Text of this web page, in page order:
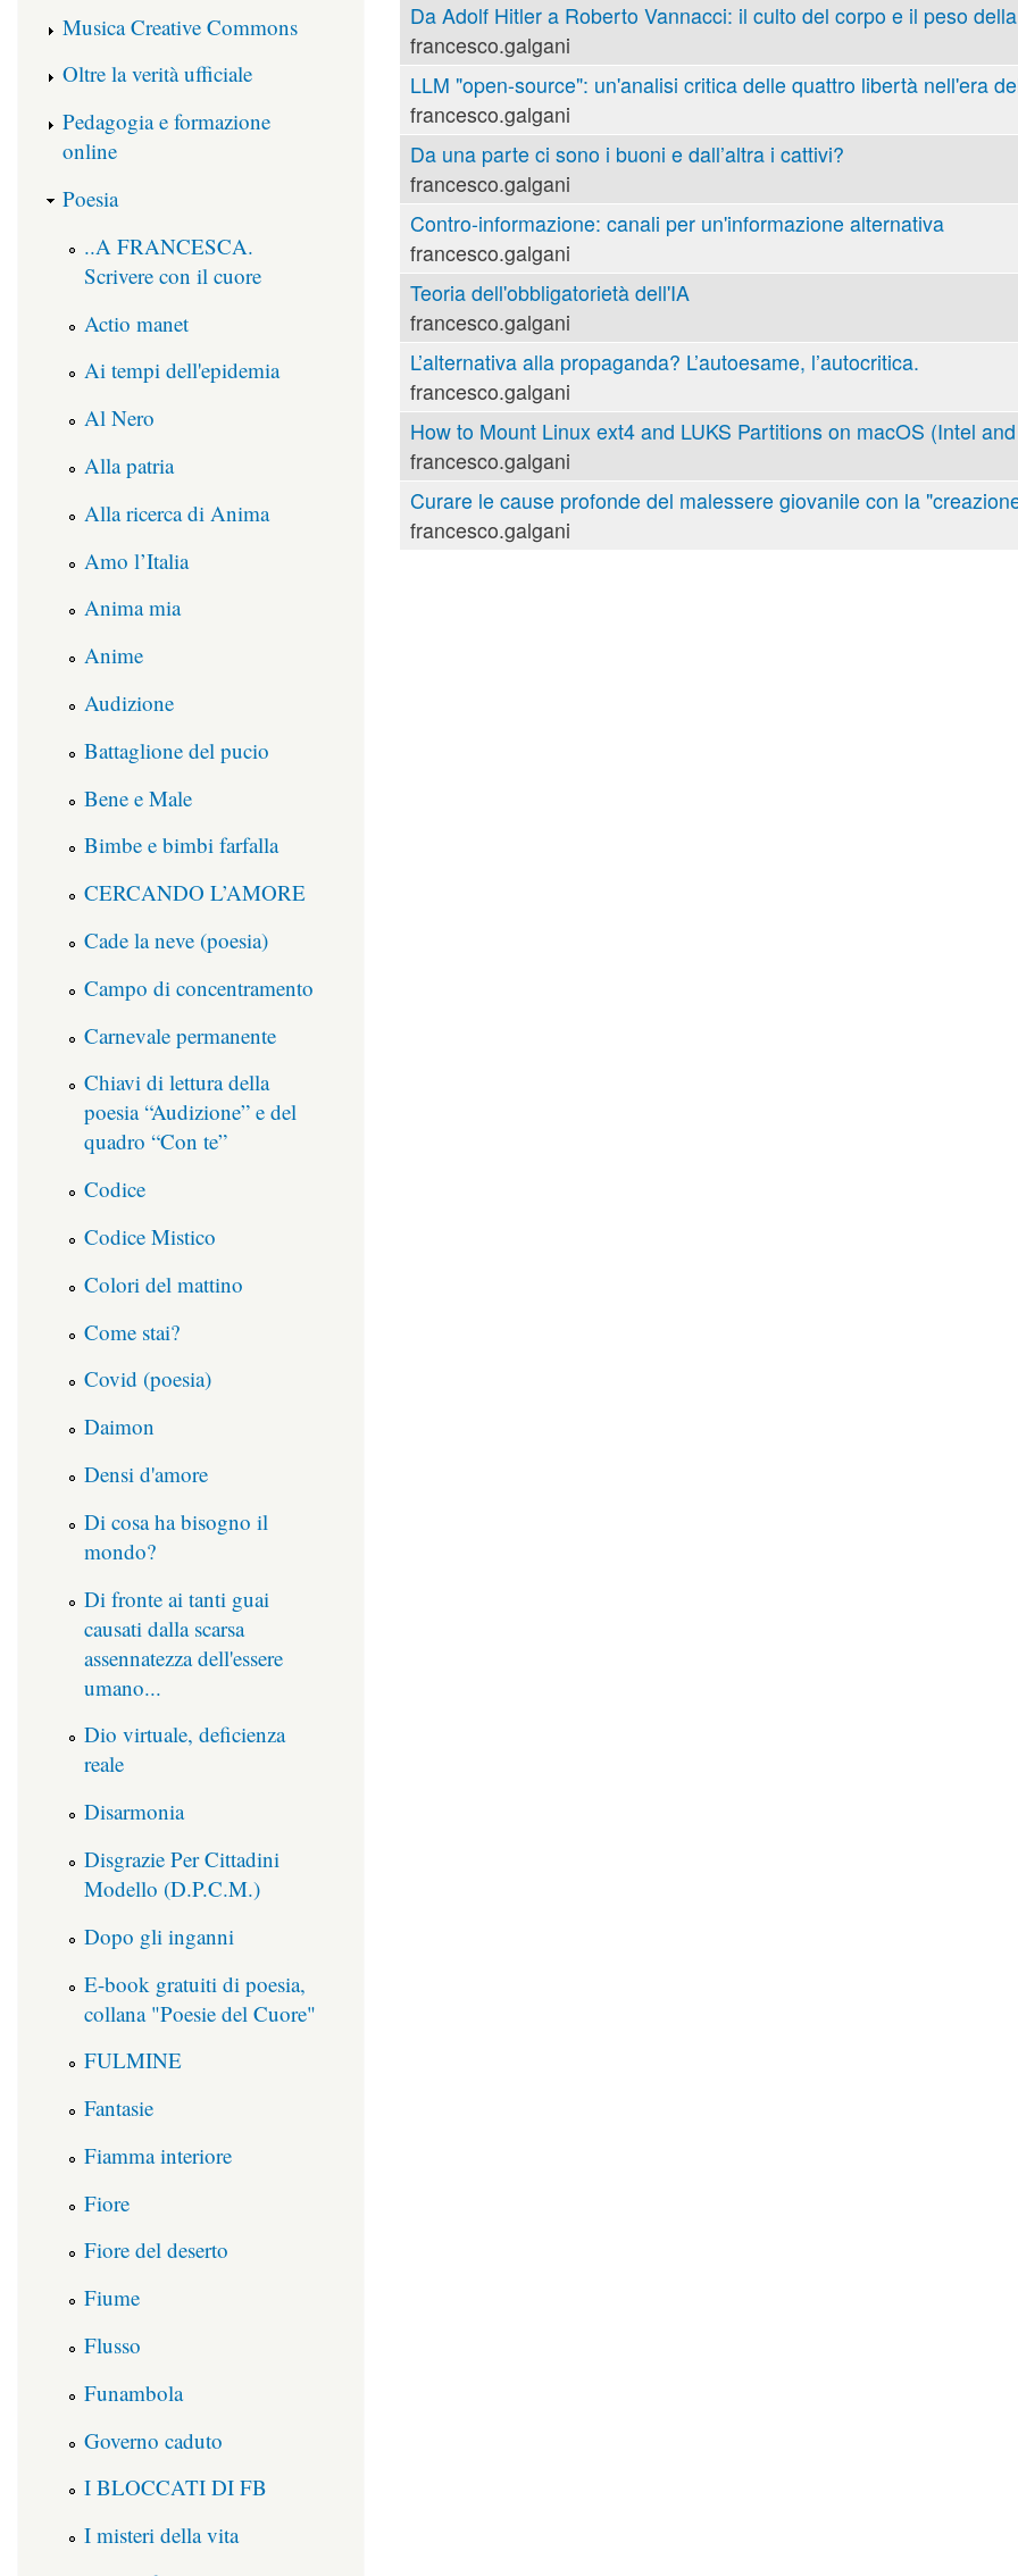
Da Adolf Hitler a Roberto Vannacci: il culto del corpo e il peso
francesco.galgani
LLM "open-source": un'analisi critica delle quattro libertà nell'era
francesco.galgani
Da una parte ci sono i buoni e dall’altra i cattivi?
francesco.galgani
Contro-informazione: canali per un'informazione alternativa
francesco.galgani
Teoria dell'obbligatorietà dell'IA
francesco.galgani
L’alternativa alla propaganda? L’autoesame, l’autocritica.
francesco.galgani
How to Mount Linux ext4 and LUKS Partitions on macOS (Intel
francesco.galgani
Curare le cause profonde del malessere giovanile con la
francesco.galgani
Musica Creative Commons
Oltre la verità ufficiale
Pedagogia e formazione
online
Poesia
..A FRANCESCA.
Scrivere con il cuore
Actio manet
Ai tempi dell'epidemia
Al Nero
Alla patria
Alla ricerca di Anima
Amo l’Italia
Anima mia
Anime
Audizione
Battaglione del pucio
Bene e Male
Bimbe e bimbi farfalla
CERCANDO L’AMORE
Cade la neve (poesia)
Campo di concentramento
Carnevale permanente
Chiavi di lettura della
poesia “Audizione” e del
quadro “Con te”
Codice
Codice Mistico
Colori del mattino
Come stai?
Covid (poesia)
Daimon
Densi d'amore
Di cosa ha bisogno il
mondo?
Di fronte ai tanti guai
causati dalla scarsa
assennatezza dell'essere
umano...
Dio virtuale, deficienza
reale
Disarmonia
Disgrazie Per Cittadini
Modello (D.P.C.M.)
Dopo gli inganni
E-book gratuiti di poesia,
collana "Poesie del Cuore"
FULMINE
Fantasie
Fiamma interiore
Fiore
Fiore del deserto
Fiume
Flusso
Funambola
Governo caduto
I BLOCCATI DI FB
I misteri della vita